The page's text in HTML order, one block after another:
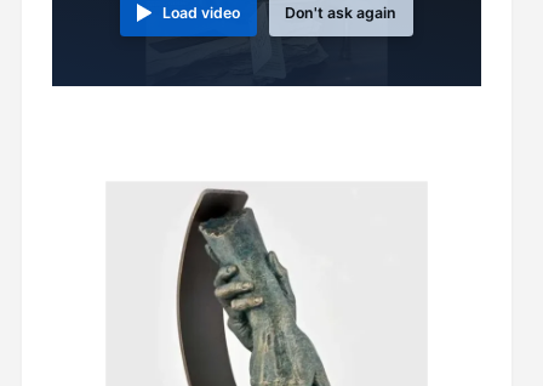
Load video Don't ask again